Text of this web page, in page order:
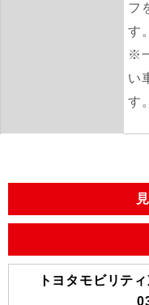
フ
す。
※
い
す。
トヨタモビリテ